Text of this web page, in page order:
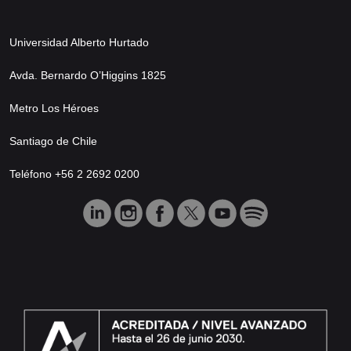
Universidad Alberto Hurtado
Avda. Bernardo O’Higgins 1825
Metro Los Héroes
Santiago de Chile
Teléfono +56 2 2692 0200